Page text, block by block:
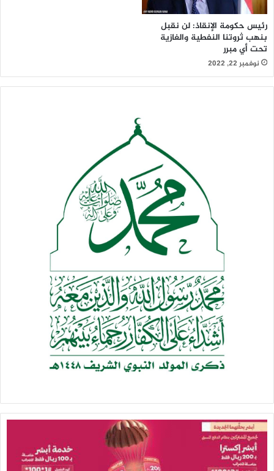
رئيس حكومة الإنقاذ: لن نقبل
بنهب ثروتنا النفطية والغازية
تحت أي مبرر
نوفمبر 22, 2022